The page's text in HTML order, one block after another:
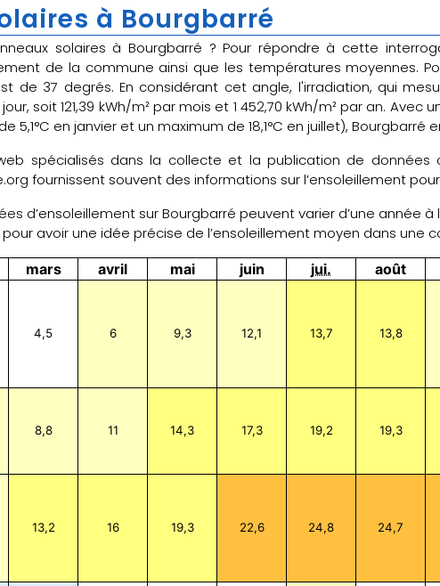
à Bourgbarré
solaires à Bourgbarré ? Pour répondre à cette
de la commune ainsi que les températures moyennes.
de 37 degrés. En considérant cet angle, l'irradiation, qui
soit 121,39 kWh/m² par mois et 1 452,70 kWh/m² par an.
5,1°C en janvier et un maximum de 18,1°C en juillet), Bourgbarré
spécialisés dans la collecte et la publication de données
fournissent souvent des informations sur l’ensoleillement
d’ensoleillement sur Bourgbarré peuvent varier d’une année
avoir une idée précise de l’ensoleillement moyen dans une
mars avril mai juin jui. août
4,5 6 9,3 12,1 13,7 13,8
8,8 11 14,3 17,3 19,2 19,3
13,2 16 19,3 22,6 24,8 24,7